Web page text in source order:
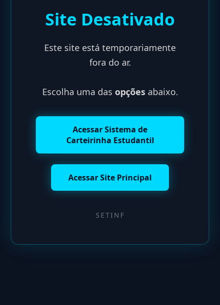
Site Desativado
Este site está temporariamente
fora do ar.
Escolha uma das opçõesabaixo.
Acessar Sistema de
Carteirinha Estudantil
Acessar Site Principal
SETINF